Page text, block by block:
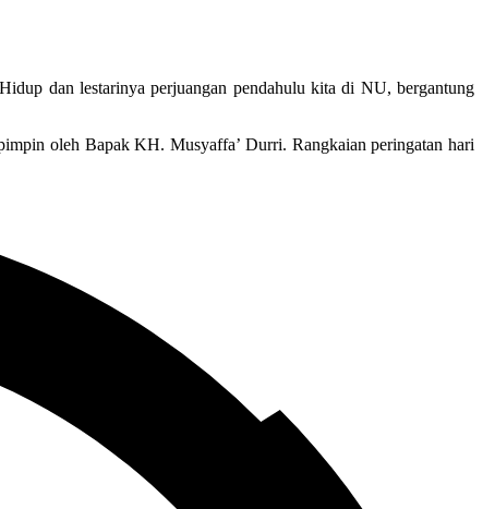
dan lestarinya perjuangan pendahulu kita di NU, bergantung
oleh Bapak KH. Musyaffa’ Durri. Rangkaian peringatan hari